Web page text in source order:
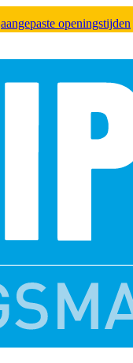
aangepaste openingstijden